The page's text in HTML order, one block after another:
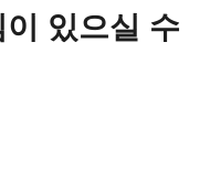
있으실 수